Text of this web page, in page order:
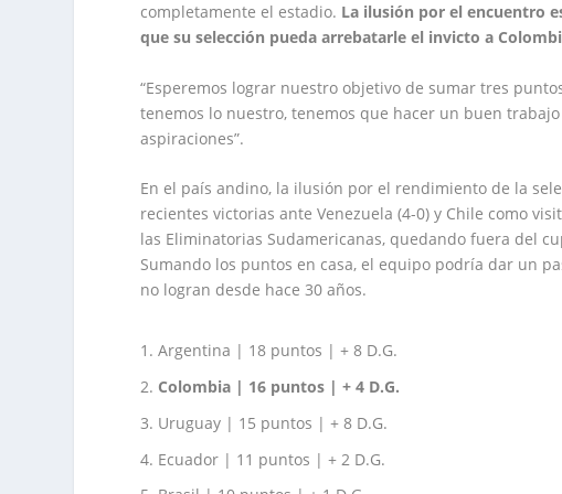
completamente el estadio. La ilusión por el encuentro
que su selección pueda arrebatarle el invicto a
“Esperemos lograr nuestro objetivo de sumar tres
tenemos lo nuestro, tenemos que hacer un buen
aspiraciones”.
En el país andino, la ilusión por el rendimiento de la
recientes victorias ante Venezuela (4-0) y Chile como
las Eliminatorias Sudamericanas, quedando fuera del
Sumando los puntos en casa, el equipo podría dar un
no logran desde hace 30 años.
Argentina | 18 puntos | + 8 D.G.
Colombia | 16 puntos | + 4 D.G.
Uruguay | 15 puntos | + 8 D.G.
Ecuador | 11 puntos | + 2 D.G.